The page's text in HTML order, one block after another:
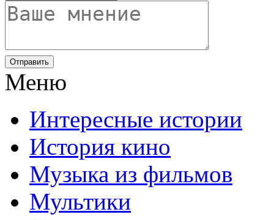
Отправить
Меню
Интересные истории
История кино
Музыка из фильмов
Мультики